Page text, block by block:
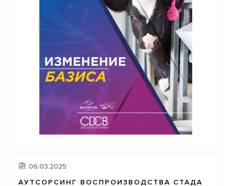
06.03.2025
АУТСОРСИНГ ВОСПРОИЗВОДСТВА СТАДА